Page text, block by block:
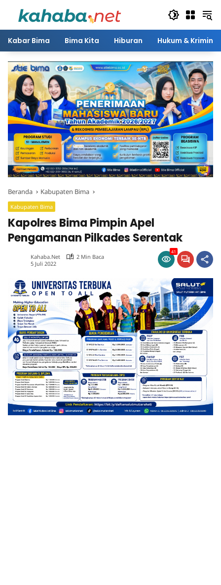
Kabar Bima Bima Kita Hiburan Hukum & Kriminal
Beranda Kabupaten Bima
Kabupaten Bima
Kapolres Bima Pimpin Apel
Pengamanan Pilkades Serentak
Kahaba.net
2 Min Baca
5 Juli 2022
41